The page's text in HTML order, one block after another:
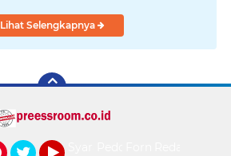
Lihat Selengkapnya